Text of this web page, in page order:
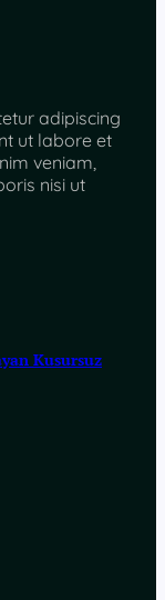
adipiscing
ut labore et
veniam,
nisi ut
Kusursuz